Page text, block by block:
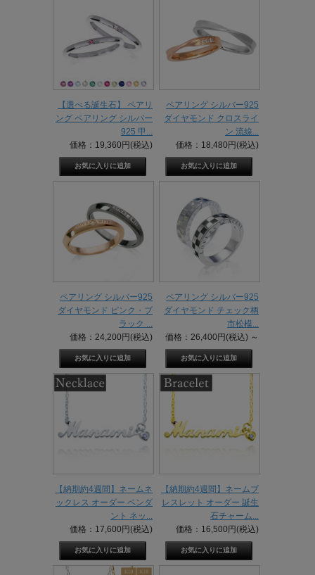
【選べる誕生石】 ペアリ
ング ペアリング シルバー
925 甲...
価格：19,360円(税込)
ペアリング シルバー925
ダイヤモンド クロスライ
ン 流線...
価格：18,480円(税込)
ペアリング シルバー925
ダイヤモンド ピンク・ブ
ラック ...
価格：24,200円(税込)
ペアリング シルバー925
ダイヤモンド チェック柄
市松模...
価格：26,400円(税込) ～
【納期約4週間】ネームネ
ックレス オーダー ペンダ
ント ネッ...
価格：17,600円(税込)
【納期約4週間】ネームブ
レスレット オーダー 誕生
石チャーム...
価格：16,500円(税込)